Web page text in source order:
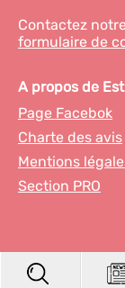
Contactez
formulaire de
A propos de
Page Facebok
Charte des avis
Mentions
Section PRO